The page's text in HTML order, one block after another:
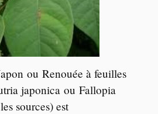
ou Renouée à feuilles
japonica ou Fallopia
sources) est